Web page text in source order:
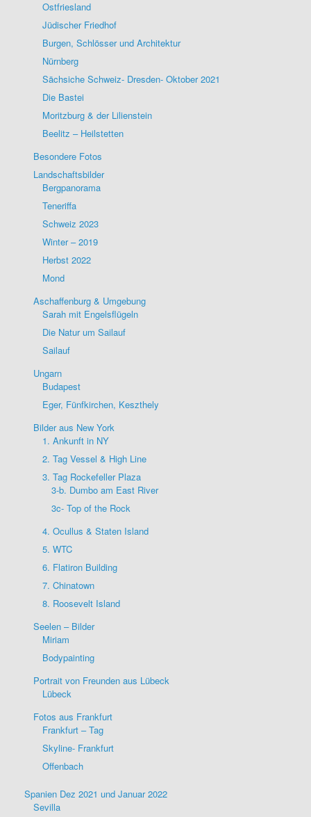
Ostfriesland
Jüdischer Friedhof
Burgen, Schlösser und Architektur
Nürnberg
Sächsiche Schweiz- Dresden- Oktober 2021
Die Bastei
Moritzburg & der Lilienstein
Beelitz – Heilstetten
Besondere Fotos
Landschaftsbilder
Bergpanorama
Teneriffa
Schweiz 2023
Winter – 2019
Herbst 2022
Mond
Aschaffenburg & Umgebung
Sarah mit Engelsflügeln
Die Natur um Sailauf
Sailauf
Ungarn
Budapest
Eger, Fünfkirchen, Keszthely
Bilder aus New York
1. Ankunft in NY
2. Tag Vessel & High Line
3. Tag Rockefeller Plaza
3-b. Dumbo am East River
3c- Top of the Rock
4. Ocullus & Staten Island
5. WTC
6. Flatiron Building
7. Chinatown
8. Roosevelt Island
Seelen – Bilder
Miriam
Bodypainting
Portrait von Freunden aus Lübeck
Lübeck
Fotos aus Frankfurt
Frankfurt – Tag
Skyline- Frankfurt
Offenbach
Spanien Dez 2021 und Januar 2022
Sevilla